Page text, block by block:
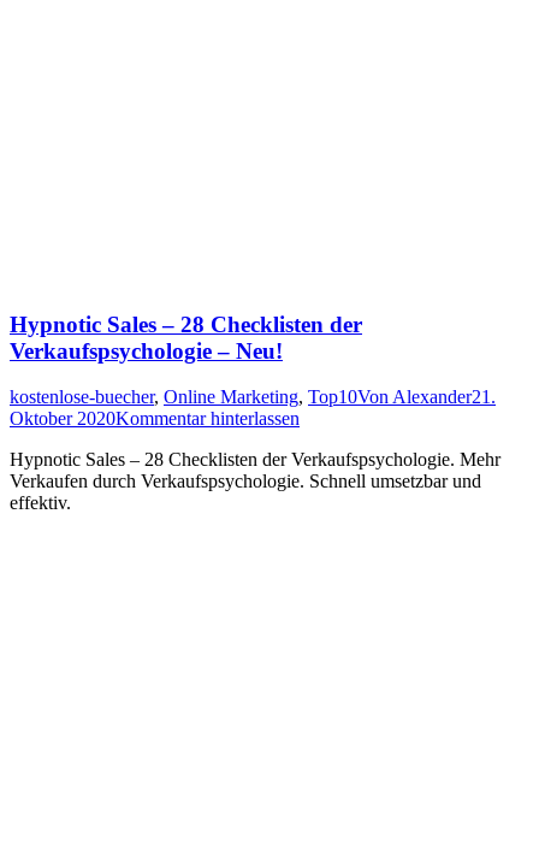
Hypnotic Sales – 28 Checklisten der
Verkaufspsychologie – Neu!
kostenlose-buecher, Online Marketing, Top10Von Alexander21.
Oktober 2020Kommentar hinterlassen
Hypnotic Sales – 28 Checklisten der Verkaufspsychologie. Mehr
Verkaufen durch Verkaufspsychologie. Schnell umsetzbar und
effektiv.